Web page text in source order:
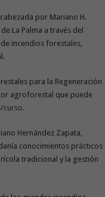
por Mariano H.
La Palma a través del
incendios forestales,
para la Regeneración
agroforestal que puede
curso.
Hernández Zapata,
conocimientos prácticos
tradicional y la gestión